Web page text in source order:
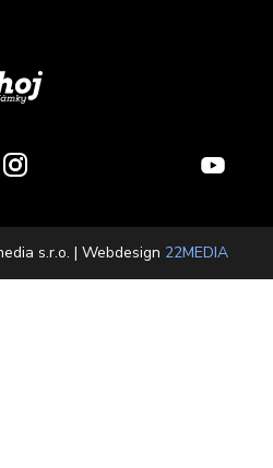
s.r.o. | Webdesign 22MEDIA